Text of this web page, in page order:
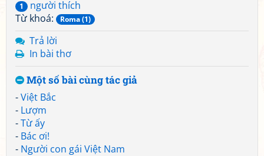
1
người thích
Từ khoá:
Roma (1)
Trả lời
In bài thơ
Một số bài cùng tác giả
-Việt Bắc
- Lượm
-Từ ấy
- Bác ơi!
- Người con gái Việt Nam